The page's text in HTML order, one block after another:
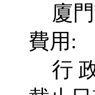
廈
費用:
行